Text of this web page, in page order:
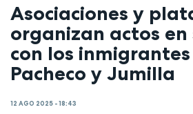
Asociaciones y
organizan actos
con los
Pacheco y Jumilla
12 AGO 2025 - 18:43